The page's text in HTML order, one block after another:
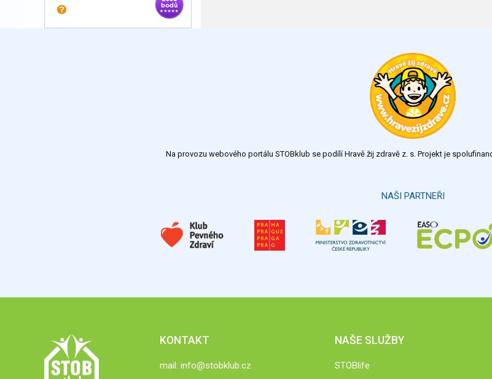
Na provozu webového portálu STOBklub se podílí Hravě žij zdravě z. s. Projekt je
NAŠI PARTNEŘI
KONTAKT
mail: info@stobklub.cz
NAŠE SLUŽBY
STOBlife